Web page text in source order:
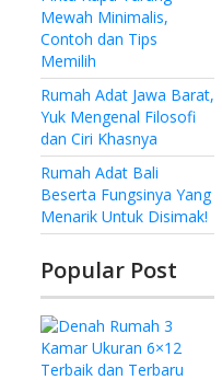
Mewah Minimalis,
Contoh dan Tips
Memilih
Rumah Adat Jawa Barat,
Yuk Mengenal Filosofi
dan Ciri Khasnya
Rumah Adat Bali
Beserta Fungsinya Yang
Menarik Untuk Disimak!
Popular Post